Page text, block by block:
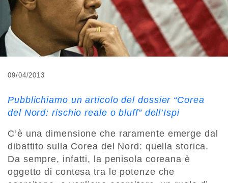
09/04/2013
Pubblichiamo un articolo del dossier “Corea
del Nord: rischio reale o bluff” dell’Ispi
C’è una dimensione che raramente emerge dal
dibattito sulla Corea del Nord: quella storica.
Da sempre, infatti, la penisola coreana è
oggetto di contesa tra le potenze che